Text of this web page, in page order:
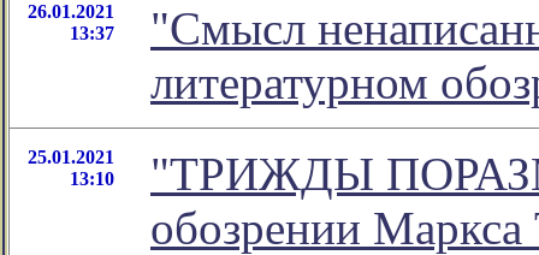
26.01.2021
13:37
"Смысл
литературном
25.01.2021
13:10
"ТРИЖДЫ
обозрении Маркса